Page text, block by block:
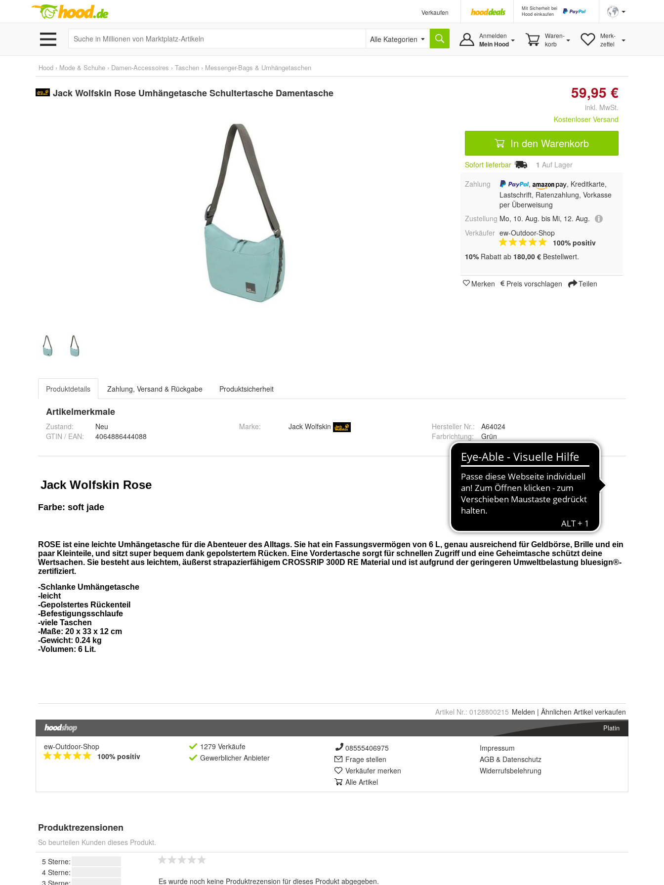
Verkaufen
Mit Sicherheit bei
Hood einkaufen
Alle Kategorien Anmelden
Mein Hood
Waren-
korb
Merk-
zettel
Hood › Mode & Schuhe › Damen-Accessoires › Taschen › Messenger-Bags & Umhängetaschen
Jack Wolfskin Rose Umhängetasche Schultertasche Damentasche 59,95 €
inkl. MwSt.
Kostenloser Versand
In den Warenkorb
Sofort lieferbar 1 Auf Lager
Zahlung
,
, Kreditkarte,
Lastschrift, Ratenzahlung, Vorkasse
per Überweisung
Zustellung Mo, 10. Aug. bis Mi, 12. Aug.
Verkäufer ew-Outdoor-Shop
100% positiv
10% Rabatt ab 180,00 € Bestellwert.
Merken Preis vorschlagen Teilen
Produktdetails Zahlung, Versand & Rückgabe Produktsicherheit
Artikelmerkmale
Zustand:
Neu
GTIN / EAN:
4064886444088
Marke: Jack Wolfskin Hersteller Nr.:
A64024
Farbrichtung: Grün
Artikel Nr.: 0128800215 Melden | Ähnlichen Artikel verkaufen
Platin
ew-Outdoor-Shop
100% positiv
1279 Verkäufe
Gewerblicher Anbieter
08555406975
Frage stellen
Verkäufer merken
Alle Artikel
Impressum
AGB & Datenschutz
Widerrufsbelehrung
Produktrezensionen
So beurteilen Kunden dieses Produkt.
5 Sterne:
4 Sterne:
3 Sterne:
Es wurde noch keine Produktrezension für dieses Produkt abgegeben.